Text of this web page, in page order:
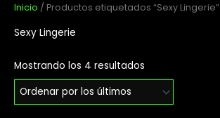
Inicio / Productos etiquetados “Sexy Lingerie”
Sexy Lingerie
Mostrando los 4 resultados